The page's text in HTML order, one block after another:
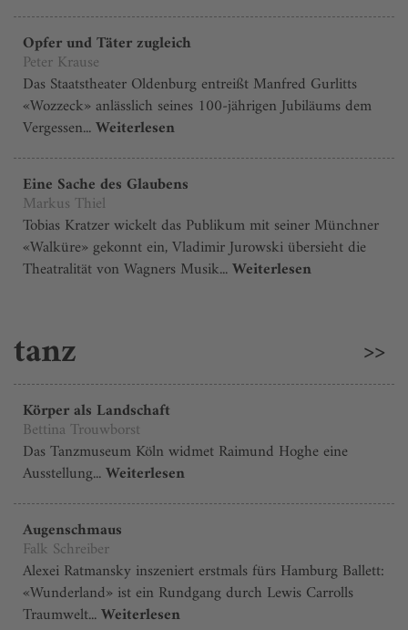
Opfer und Täter zugleich
Peter Krause
Das Staatstheater Oldenburg entreißt Manfred Gurlitts
«Wozzeck» anlässlich seines 100-jährigen Jubiläums dem
Vergessen...Weiterlesen
Eine Sache des Glaubens
Markus Thiel
Tobias Kratzer wickelt das Publikum mit seiner Münchner
«Walküre» gekonnt ein, Vladimir Jurowski übersieht die
Theatralität von Wagners Musik...Weiterlesen
tanz >>
Körper als Landschaft
Bettina Trouwborst
Das Tanzmuseum Köln widmet Raimund Hoghe eine
Ausstellung...Weiterlesen
Augenschmaus
Falk Schreiber
Alexei Ratmansky inszeniert erstmals fürs Hamburg Ballett:
«Wunderland» ist ein Rundgang durch Lewis Carrolls
Traumwelt...Weiterlesen